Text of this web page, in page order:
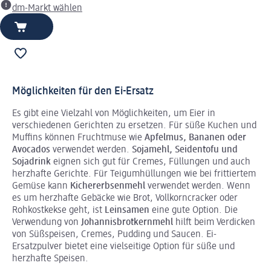
dm-Markt wählen
Möglichkeiten für den Ei-Ersatz
Es gibt eine Vielzahl von Möglichkeiten, um Eier in
verschiedenen Gerichten zu ersetzen. Für süße Kuchen und
Muffins können Fruchtmuse wie Apfelmus, Bananen oder
Avocados verwendet werden. Sojamehl, Seidentofu und
Sojadrink eignen sich gut für Cremes, Füllungen und auch
herzhafte Gerichte. Für Teigumhüllungen wie bei frittiertem
Gemüse kann Kichererbsenmehl verwendet werden. Wenn
es um herzhafte Gebäcke wie Brot, Vollkorncracker oder
Rohkostkekse geht, ist Leinsamen eine gute Option. Die
Verwendung von Johannisbrotkernmehl hilft beim Verdicken
von Süßspeisen, Cremes, Pudding und Saucen. Ei-
Ersatzpulver bietet eine vielseitige Option für süße und
herzhafte Speisen.